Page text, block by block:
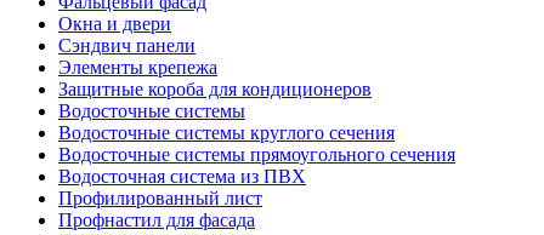
Окна и двери
Сэндвич панели
Элементы крепежа
Защитные короба для кондиционеров
Водосточные системы
Водосточные системы круглого сечения
Водосточные системы прямоугольного сечения
Водосточная система из ПВХ
Профилированный лист
Профнастил для фасада